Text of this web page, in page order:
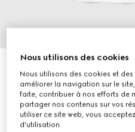
CA$455
Déclinaisonsblanc
Nous utilisons des cookies
Nous utilisons des cookies et
améliorer la navigation sur le
faite, contribuer à nos efforts de
partager nos contenus sur vos
utiliser ce site web, vous
d'utilisation.